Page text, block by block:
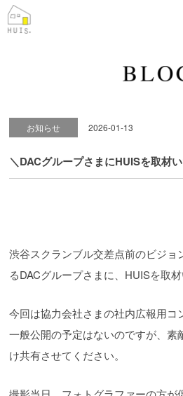
お知らせ 2026-01-13
＼DACグループさまにHUISを取材
渋谷スクランブル交差点前のビジョ
るDACグループさまに、HUISを取材
今回は協力会社さまの社内広報用コ
一般公開の予定はないのですが、素
け共有させてください。